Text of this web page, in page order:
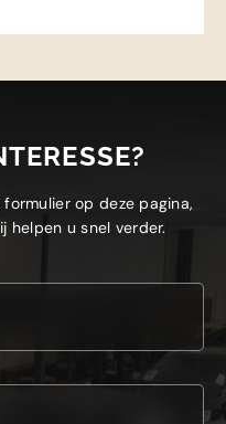
op deze pagina,
helpen u snel verder.